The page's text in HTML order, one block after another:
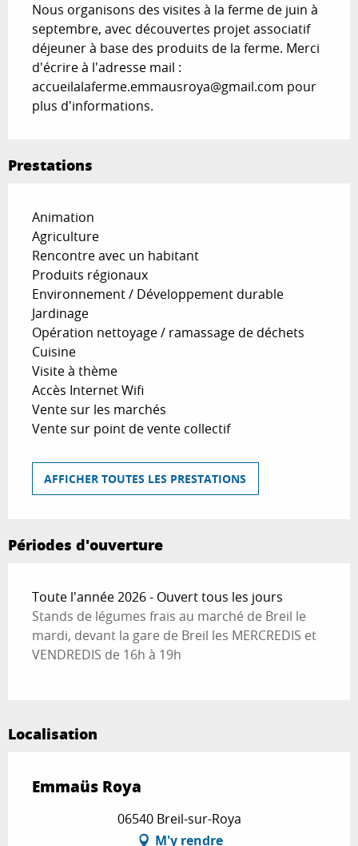
Nous organisons des visites à la ferme de juin à
septembre, avec découvertes projet associatif
déjeuner à base des produits de la ferme. Merci
d'écrire à l'adresse mail :
accueilalaferme.emmausroya@gmail.com pour
plus d'informations.
Prestations
Animation
Agriculture
Rencontre avec un habitant
Produits régionaux
Environnement / Développement durable
Jardinage
Opération nettoyage / ramassage de déchets
Cuisine
Visite à thème
Accès Internet Wifi
Vente sur les marchés
Vente sur point de vente collectif
AFFICHER TOUTES LES PRESTATIONS
Périodes d'ouverture
Toute l'année 2026 - Ouvert tous les jours
Stands de légumes frais au marché de Breil le
mardi, devant la gare de Breil les MERCREDIS et
VENDREDIS de 16h à 19h
Localisation
Emmaüs Roya
06540 Breil-sur-Roya
M'y rendre